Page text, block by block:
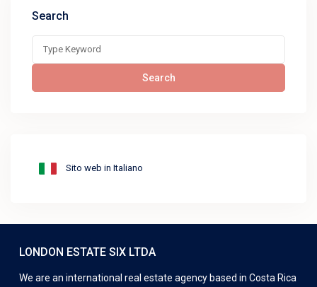
Search
Search
Sito web in Italiano
LONDON ESTATE SIX LTDA
We are an international real estate agency based in Costa Rica